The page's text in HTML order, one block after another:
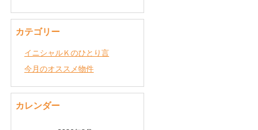
カテゴリー
イニシャルＫのひとり言
今月のオススメ物件
カレンダー